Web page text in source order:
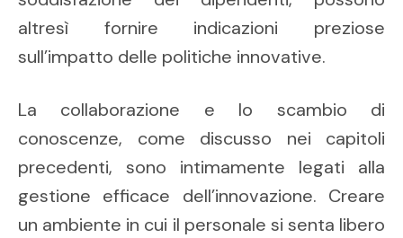
altresì fornire indicazioni preziose
sull’impatto delle politiche innovative.
La collaborazione e lo scambio di
conoscenze, come discusso nei capitoli
precedenti, sono intimamente legati alla
gestione efficace dell’innovazione. Creare
un ambiente in cui il personale si senta libero